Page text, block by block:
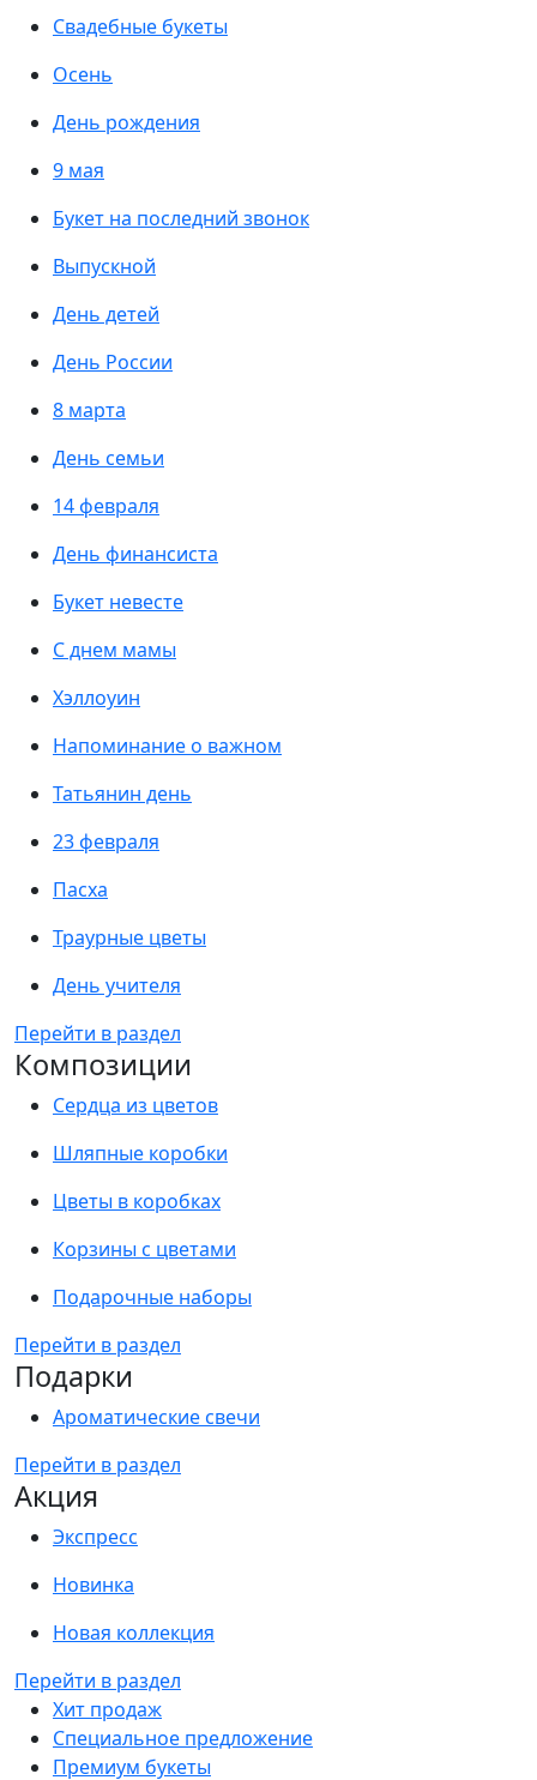
Свадебные букеты
Осень
День рождения
9 мая
Букет на последний звонок
Выпускной
День детей
День России
8 марта
День семьи
14 февраля
День финансиста
Букет невесте
С днем мамы
Хэллоуин
Напоминание о важном
Татьянин день
23 февраля
Пасха
Траурные цветы
День учителя
Перейти в раздел
Композиции
Сердца из цветов
Шляпные коробки
Цветы в коробках
Корзины с цветами
Подарочные наборы
Перейти в раздел
Подарки
Ароматические свечи
Перейти в раздел
Акция
Экспресс
Новинка
Новая коллекция
Перейти в раздел
Хит продаж
Специальное предложение
Премиум букеты